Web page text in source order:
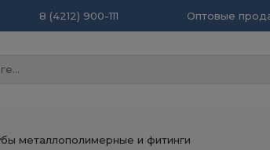
8 (4212) 900-111 Оптовые
металлополимерные и фитинги